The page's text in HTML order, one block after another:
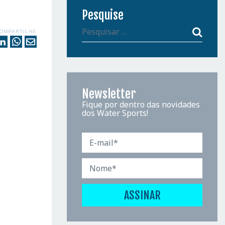
Pesquise
Newsletter
Fique por dentro das novidades
dos Water Sports!